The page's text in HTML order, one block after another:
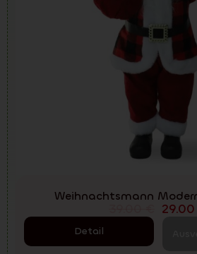
Weihnachtsmann
29.00
Detail